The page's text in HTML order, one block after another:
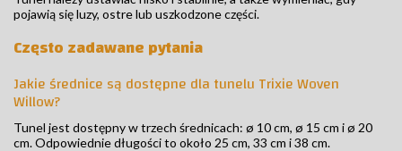
pojawią się luzy, ostre lub uszkodzone części.
Często zadawane pytania
Jakie średnice są dostępne dla tunelu Trixie Woven
Willow?
Tunel jest dostępny w trzech średnicach: ø 10 cm, ø 15 cm i ø 20
cm. Odpowiednie długości to około 25 cm, 33 cm i 38 cm.